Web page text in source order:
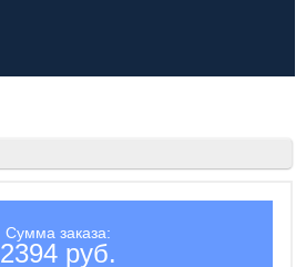
Сумма заказа:
2394 руб.